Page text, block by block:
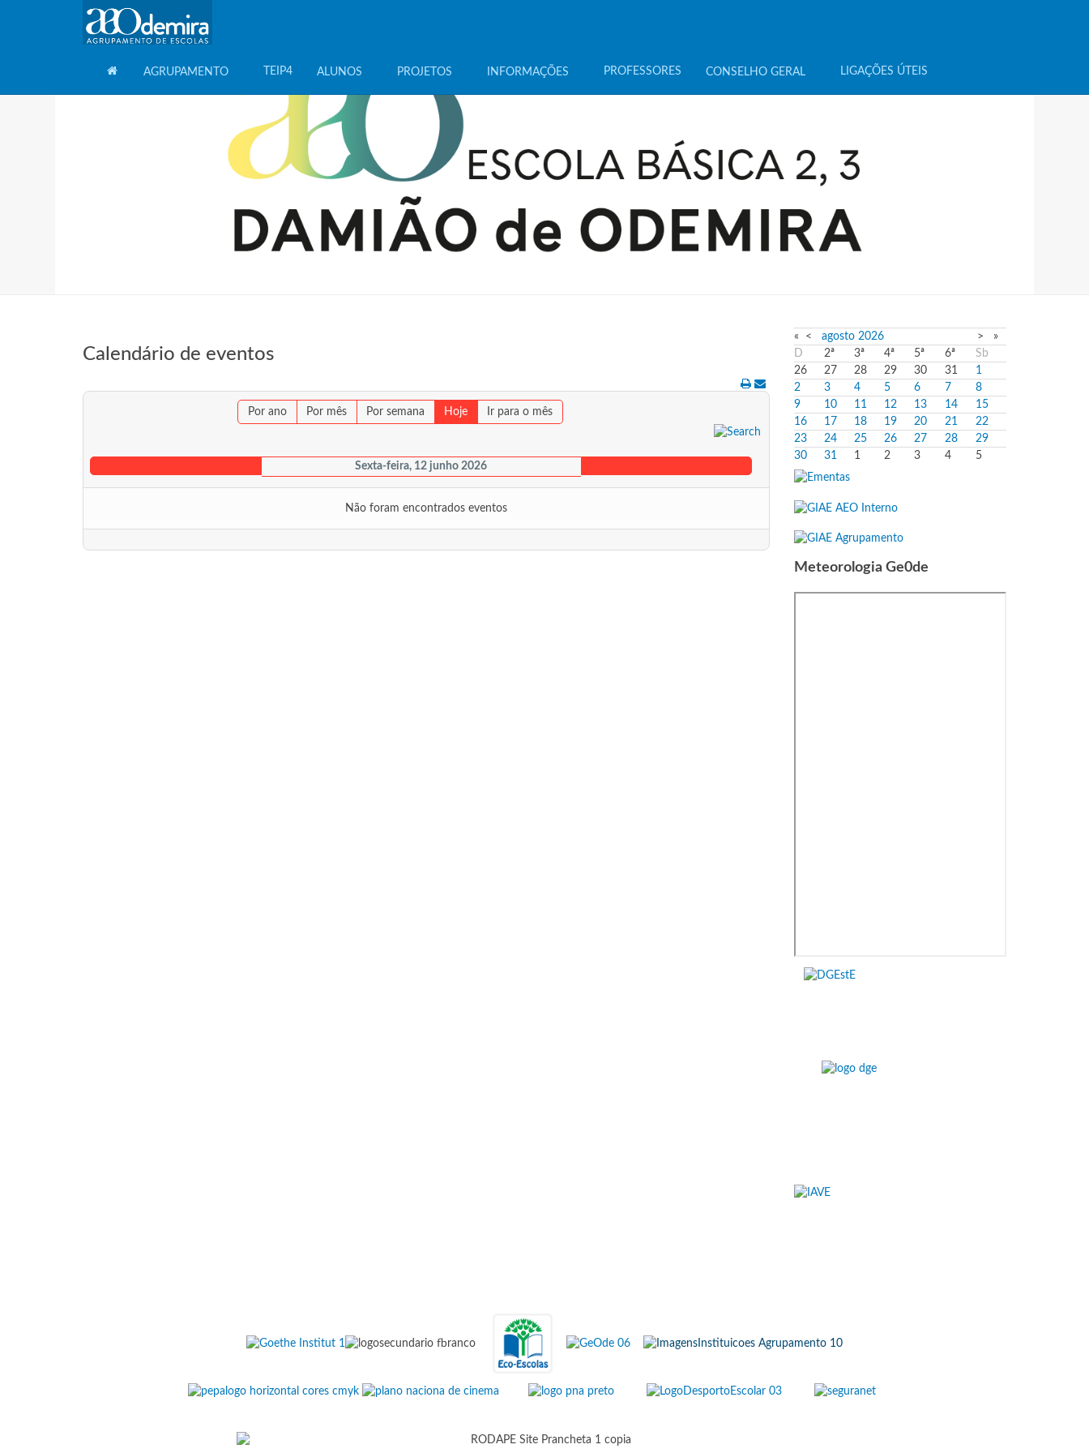
AGRUPAMENTO TEIP4 ALUNOS PROJETOS INFORMAÇÕES PROFESSORES CONSELHO GERAL LIGAÇÕES ÚTEIS
Calendário de eventos
Por ano Por mês Por semana Hoje Ir para o mês
Sexta-feira, 12 junho 2026
Não foram encontrados eventos
« < agosto 2026 >
»
D
2ª 3ª 4ª 5ª 6ª
Sb
26
27 28 29 30 31
1
2
3 4 5 6 7
8
9
10 11 12 13 14
15
16
17 18 19 20 21
22
23
24 25 26 27 28
29
30
31 1 2 3 4 5
Meteorologia Ge0de